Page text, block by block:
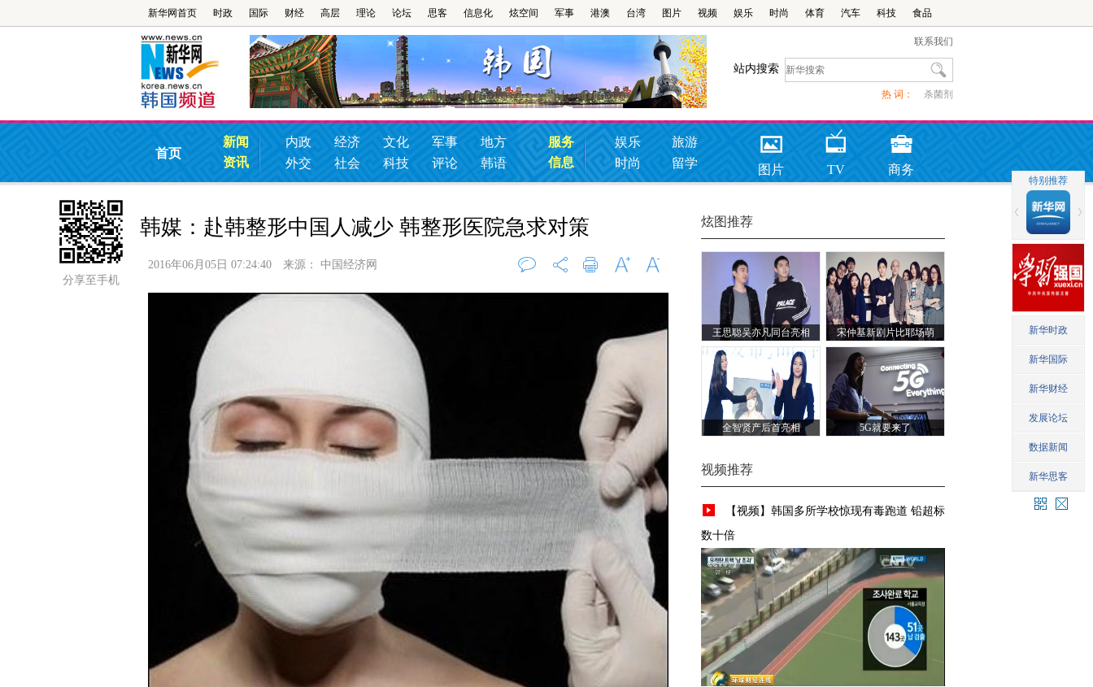
新华网首页 时政 国际 财经 高层 理论 论坛 思客 信息化 炫空间 军事 港澳 台湾 图片 视频 娱乐 时尚 体育 汽车 科技 食品
联系我们
站内搜索
热 词： 杀菌剂
首页
新闻
资讯
内政 经济 文化 军事
地方
外交
社会 科技 评论 韩语
服务
信息
娱乐
旅游
时尚
留学 图片 TV 商务
分享至手机
炫图推荐
王思聪吴亦凡同台亮相
宋仲基新剧片比耶场萌
获韩国奥运歌手江珉探
班
全智贤产后首亮相 5G就要来了
视频推荐
【视频】韩国多所学校惊现有毒跑道 铅超标
数十倍
韩媒：赴韩整形中国人减少 韩整形医院急求对策
2016年06月05日 07:24:40 来源： 中国经济网